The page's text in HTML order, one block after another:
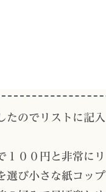
たのでリストに記入
１００円と非常にリ
選び小さな紙コップ